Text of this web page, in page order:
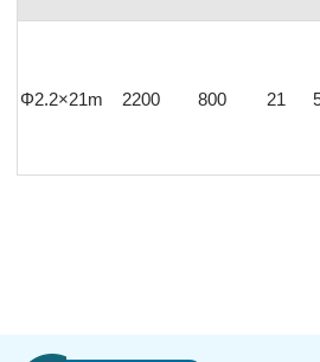
Φ2.2×21m 2200 800 21